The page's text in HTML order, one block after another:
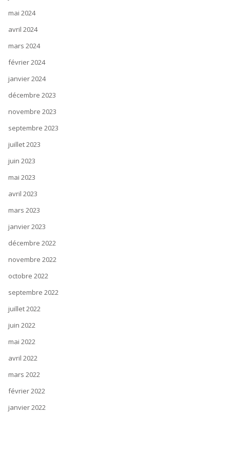
mai 2024
avril 2024
mars 2024
février 2024
janvier 2024
décembre 2023
novembre 2023
septembre 2023
juillet 2023
juin 2023
mai 2023
avril 2023
mars 2023
janvier 2023
décembre 2022
novembre 2022
octobre 2022
septembre 2022
juillet 2022
juin 2022
mai 2022
avril 2022
mars 2022
février 2022
janvier 2022